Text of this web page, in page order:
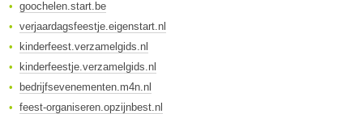
goochelen.start.be
verjaardagsfeestje.eigenstart.nl
kinderfeest.verzamelgids.nl
kinderfeestje.verzamelgids.nl
bedrijfsevenementen.m4n.nl
feest-organiseren.opzijnbest.nl